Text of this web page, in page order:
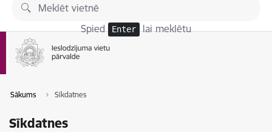
Pāriet uz lapas saturu
Spied Enter lai meklētu
Sākums Sīkdatnes
Sīkdatnes